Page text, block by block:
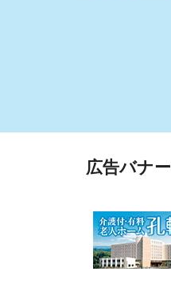
広告バナー